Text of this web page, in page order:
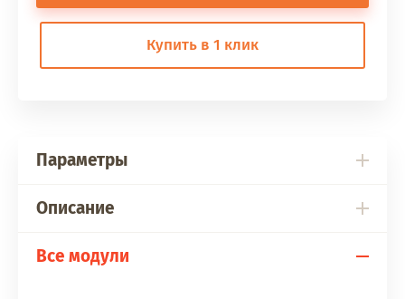
Купить в 1 клик
Параметры
Описание
Все модули